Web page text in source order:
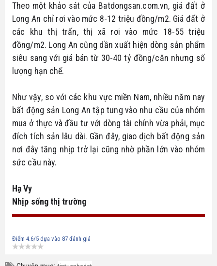
Theo một khảo sát của Batdongsan.com.vn, giá đất ở
Long An chỉ rơi vào mức 8-12 triệu đồng/m2. Giá đất ở
các khu thị trấn, thị xã rơi vào mức 18-55 triệu
đồng/m2. Long An cũng dần xuất hiện dòng sản phẩm
siêu sang với giá bán từ 30-40 tỷ đồng/căn nhưng số
lượng hạn chế.
Như vậy, so với các khu vực miền Nam, nhiều năm nay
bất động sản Long An tập tung vào nhu cầu của nhóm
mua ở thực và đầu tư với dòng tài chính vừa phải, mục
đích tích sản lâu dài. Gần đây, giao dịch bất động sản
nơi đây tăng nhịp trở lại cũng nhờ phần lớn vào nhóm
sức cầu này.
Hạ Vy
Nhịp sống thị trường
Điểm 4.6/5 dựa vào 87 đánh giá